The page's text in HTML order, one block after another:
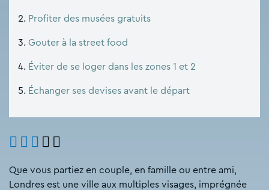
Profiter des musées gratuits
Gouter à la street food
Éviter de se loger dans les zones 1 et 2
Échanger ses devises avant le départ
Que vous partiez en couple, en famille ou entre ami,
Londres est une ville aux multiples visages, imprégnée